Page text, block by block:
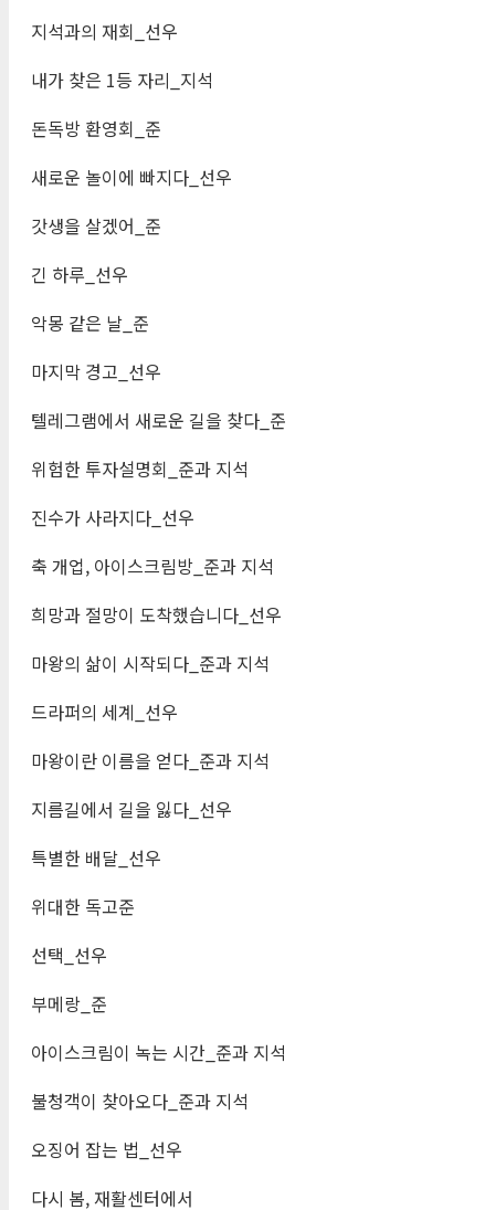
지석과의 재회_선우
내가 찾은 1등 자리_지석
돈독방 환영회_준
새로운 놀이에 빠지다_선우
갓생을 살겠어_준
긴 하루_선우
악몽 같은 날_준
마지막 경고_선우
텔레그램에서 새로운 길을 찾다_준
위험한 투자설명회_준과 지석
진수가 사라지다_선우
축 개업, 아이스크림방_준과 지석
희망과 절망이 도착했습니다_선우
마왕의 삶이 시작되다_준과 지석
드라퍼의 세계_선우
마왕이란 이름을 얻다_준과 지석
지름길에서 길을 잃다_선우
특별한 배달_선우
위대한 독고준
선택_선우
부메랑_준
아이스크림이 녹는 시간_준과 지석
불청객이 찾아오다_준과 지석
오징어 잡는 법_선우
다시 봄, 재활센터에서